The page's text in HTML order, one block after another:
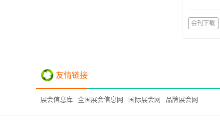
会刊下载
友情链接
展会信息库 全国展会信息网 国际展会网 品牌展会网